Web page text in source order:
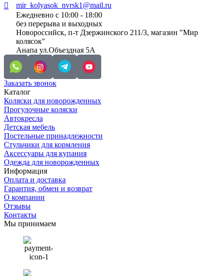
mir_kolyasok_nvrsk1@mail.ru
Ежедневно с 10:00 - 18:00
без перерыва и выходных
Новороссийск, п-т Дзержинского 211/3, магазин "Мир
колясок"
Анапа ул.Объездная 5А
Заказать звонок
Каталог
Коляски для новорожденных
Прогулочные коляски
Автокресла
Детская мебель
Постельные принадлежности
Стульчики для кормления
Аксессуары для купания
Одежда для новорожденных
Информация
Оплата и доставка
Гарантия, обмен и возврат
О компании
Отзывы
Контакты
Мы принимаем